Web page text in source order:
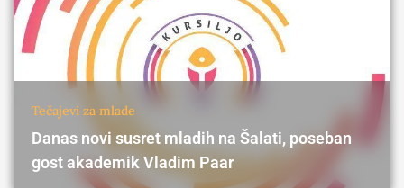
Tečajevi za mlade
Danas novi susret mladih na Šalati, poseban
gost akademik Vladim Paar